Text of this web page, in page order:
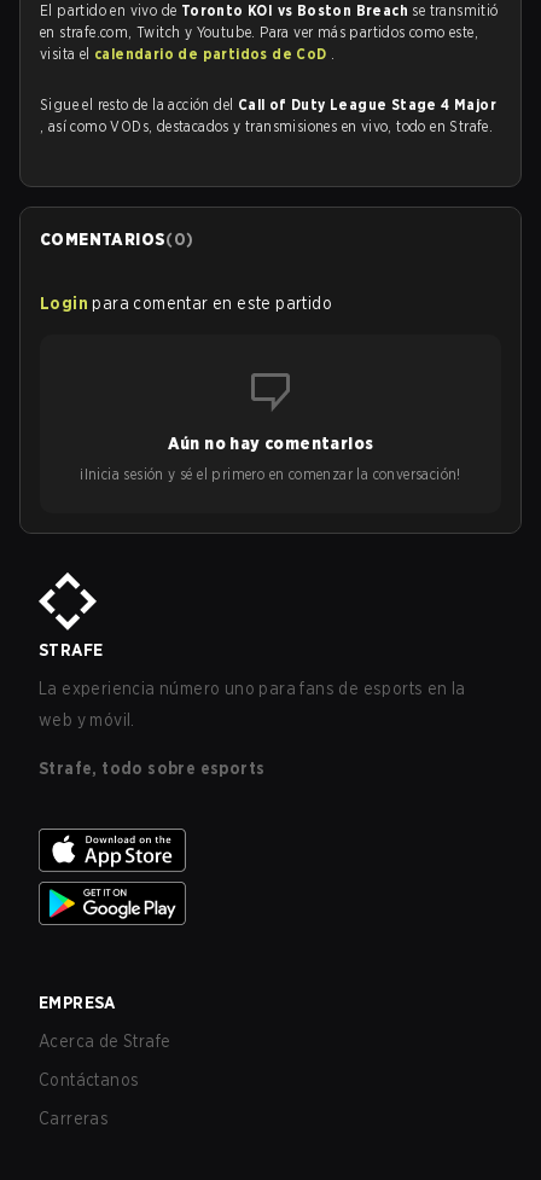
El partido en vivo de Toronto KOI vs Boston Breach se transmitió
en strafe.com, Twitch y Youtube. Para ver más partidos como este,
visita el calendario de partidos de CoD .
Sigue el resto de la acción del Call of Duty League Stage 4 Major
, así como VODs, destacados y transmisiones en vivo, todo en Strafe.
COMENTARIOS(0)
Login para comentar en este partido
Aún no hay comentarios
¡Inicia sesión y sé el primero en comenzar la conversación!
STRAFE
La experiencia número uno para fans de esports en la
web y móvil.
Strafe, todo sobre esports
EMPRESA
Acerca de Strafe
Contáctanos
Carreras